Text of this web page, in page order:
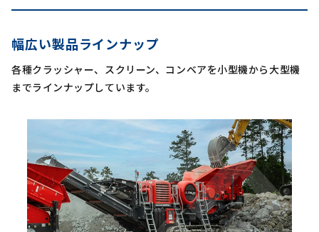
幅広い製品ラインナップ
各種クラッシャー、スクリーン、コンベアを小型機から大型機
までラインナップしています。